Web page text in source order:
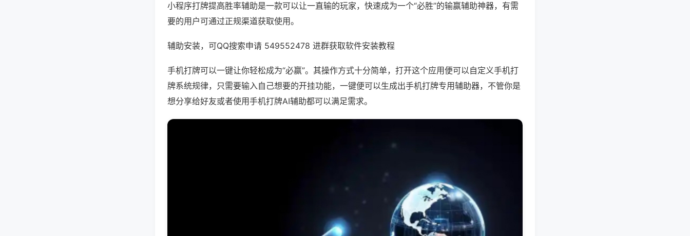
小程序打牌提高胜率辅助是一款可以让一直输的玩家，快速成为一个“必胜”的输赢辅助神器，有需
要的用户可通过正规渠道获取使用。
辅助安装，可QQ搜索申请 549552478 进群获取软件安装教程
手机打牌可以一键让你轻松成为“必赢”。其操作方式十分简单，打开这个应用便可以自定义手机打
牌系统规律，只需要输入自己想要的开挂功能，一键便可以生成出手机打牌专用辅助器，不管你是
想分享给好友或者使用手机打牌AI辅助都可以满足需求。